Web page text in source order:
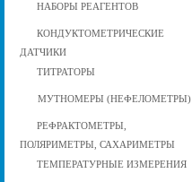
НАБОРЫ РЕАГЕНТОВ
КОНДУКТОМЕТРИЧЕСКИЕ
ДАТЧИКИ
ТИТРАТОРЫ
МУТНОМЕРЫ (НЕФЕЛОМЕТРЫ)
РЕФРАКТОМЕТРЫ,
ПОЛЯРИМЕТРЫ, САХАРИМЕТРЫ
ТЕМПЕРАТУРНЫЕ ИЗМЕРЕНИЯ